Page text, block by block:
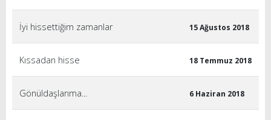
İyi hissettiğim zamanlar 15 Ağustos 2018
Kıssadan hisse 18 Temmuz 2018
Gönüldaşlarıma... 6 Haziran 2018